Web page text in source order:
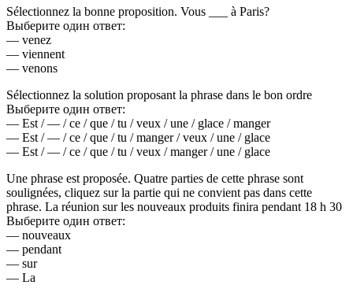
Sélectionnez la bonne proposition. Vous ___ à Paris?
Выберите один ответ:
— venez
— viennent
— venons
Sélectionnez la solution proposant la phrase dans le bon ordre
Выберите один ответ:
— Est / — / ce / que / tu / veux / une / glace / manger
— Est / — / ce / que / tu / manger / veux / une / glace
— Est / — / ce / que / tu / veux / manger / une / glace
Une phrase est proposée. Quatre parties de cette phrase sont
soulignées, cliquez sur la partie qui ne convient pas dans cette
phrase. La réunion sur les nouveaux produits finira pendant 18 h 30
Выберите один ответ:
— nouveaux
— pendant
— sur
— La